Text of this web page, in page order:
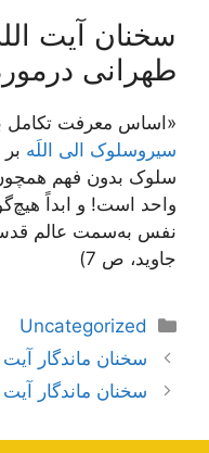
سخنان آیت
طهرانی
«اساس معرفت تکامل
سیروسلوک الی اللَه
سلوک بدون فهم
واحد است! و ابداً
نفس به‌سمت عالم قدس
جاوید، ص 7)
دسته‌ها
Uncategorized
ناوبری
نوشته‌ها
سخنان ماندگار
سخنان ماندگار